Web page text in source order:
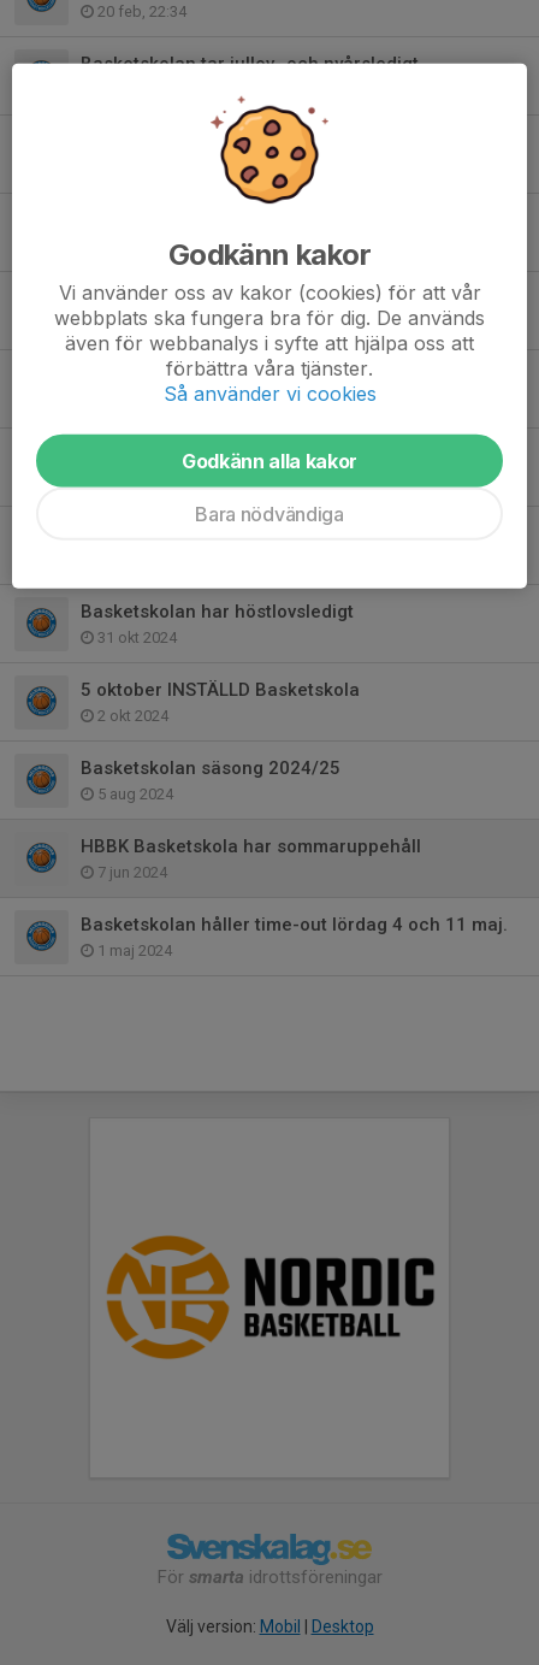
20 feb, 22:34
Basketskolan tar jullov- och nyårsledigt
HBBK Basketskola 2025/26
19 feb 2025
22 jan 2025
5 jan 2025
7 december INSTÄLLD Basketskola
Basketskolan har höstlovsledigt
31 okt 2024
5 oktober INSTÄLLD Basketskola
2 okt 2024
Basketskolan säsong 2024/25
5 aug 2024
HBBK Basketskola har sommaruppehåll
7 jun 2024
Basketskolan håller time-out lördag 4 och 11 maj.
1 maj 2024
För smarta idrottsföreningar
Välj version: Mobil | Desktop
Godkänn kakor
Vi använder oss av kakor (cookies) för att vår
webbplats ska fungera bra för dig. De används
även för webbanalys i syfte att hjälpa oss att
förbättra våra tjänster.
Så använder vi cookies
Godkänn alla kakor
Bara nödvändiga